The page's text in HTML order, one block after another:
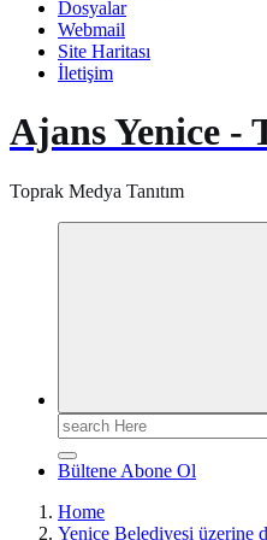
Dosyalar
Webmail
Site Haritası
İletişim
Ajans Yenice -
Toprak Medya Tanıtım
Search
for:
Bültene Abone Ol
Home
Yenice Belediyesi üzerine